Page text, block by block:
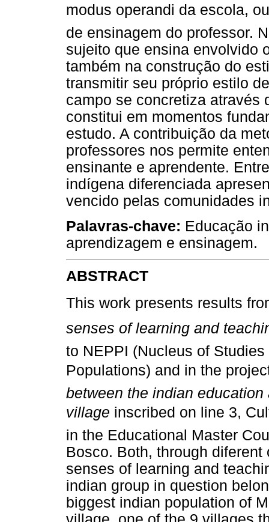
modus operandi da escola,
de ensinagem do professor.
sujeito que ensina envolvido
também na construção do
transmitir seu próprio estilo
campo se concretiza através
constitui em momentos
estudo. A contribuição da
professores nos permite
ensinante e aprendente.
indígena diferenciada
vencido pelas comunidades
Palavras-chave: Educação
aprendizagem e ensinagem.
ABSTRACT
This work presents results
senses of learning and
to NEPPI (Nucleus of
Populations) and in the
between the indian
village inscribed on line 3,
in the Educational Master
Bosco. Both, through
senses of learning and
indian group in question
biggest indian population of